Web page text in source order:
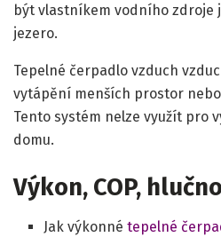
být vlastníkem vodního
jezero.
Tepelné čerpadlo vzduch
vytápění menších prostor
Tento systém nelze využít pro
domu.
Výkon, COP,
Jak výkonnétepelné